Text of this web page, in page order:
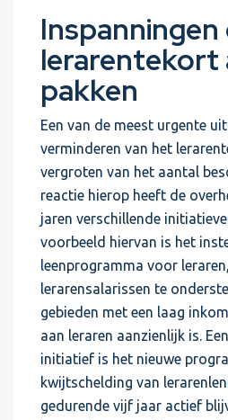
lerarentekort
pakken
Een van de meest urgente
verminderen van het
vergroten van het aantal
reactie hierop heeft de
jaren verschillende
voorbeeld hiervan is het
leenprogramma voor
lerarensalarissen te
gebieden met een laag
aan leraren aanzienlijk is.
initiatief is het nieuwe
kwijtschelding van
gedurende vijf jaar actief